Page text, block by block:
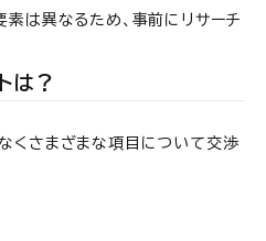
素は異なるため、事前にリサーチ
は？
くさまざまな項目について交渉